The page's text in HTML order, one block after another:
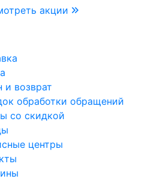
акции
и возврат
обработки обращений
со скидкой
центры